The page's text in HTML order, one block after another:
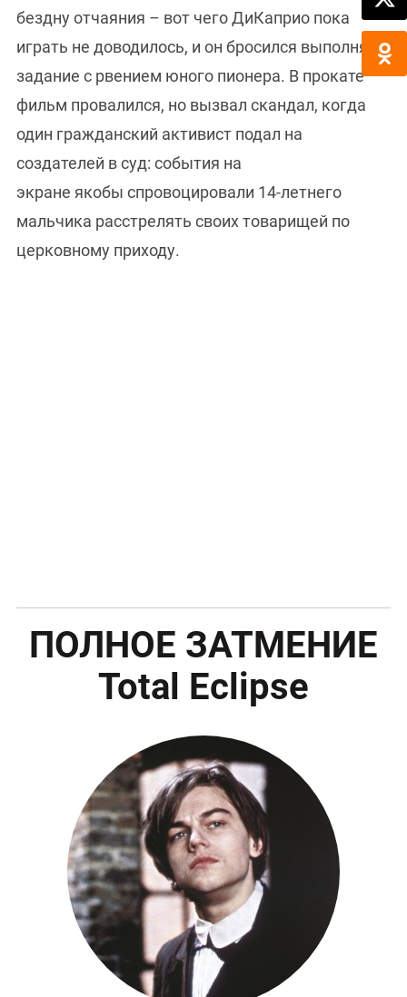
бездну отчаяния – вот чего ДиКаприо пока
играть не доводилось, и он бросился выполнять
задание с рвением юного пионера. В прокате
фильм провалился, но вызвал скандал, когда
один гражданский активист подал на
создателей в суд: события на
экране якобы спровоцировали 14-летнего
мальчика расстрелять своих товарищей по
церковному приходу.
ПОЛНОЕ ЗАТМЕНИЕ
Total Eclipse